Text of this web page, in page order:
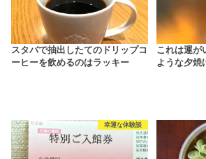
スタバで抽出したてのドリップコ
ーヒーを飲めるのはラッキー
これは運が
ような夕焼
幸運な体験談